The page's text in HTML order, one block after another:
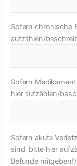
Sofern chronische
aufzählen/
Sofern
hier aufzählen/
Sofern akute
sind, bitte hier
Befunde mitgeben!):